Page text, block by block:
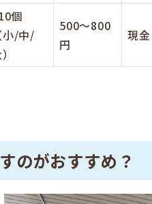
個
小/中/
500～800
円
現
のがおすすめ？